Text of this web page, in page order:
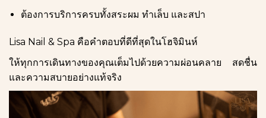
ต้องการบริการครบทั้งสระผม ทำเล็บ และสปา
Lisa Nail & Spa คือคำตอบที่ดีที่สุดในโฮจิมินห์
ให้ทุกการเดินทางของคุณเต็มไปด้วยความผ่อนคลาย สดชื่น
และความสบายอย่างแท้จริง